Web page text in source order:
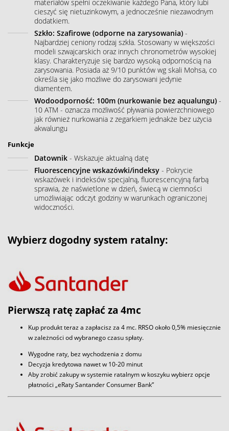
materiałów spełni oczekiwanie każdego Pana, który lubi
cieszyć się nietuzinkowym, a jednocześnie niezawodnym
dodatkiem.
Szkło: Szafirowe (odporne na zarysowania) -
Najbardziej ceniony rodzaj szkła. Stosowany w większości
modeli szwajcarskich oraz innych chronometrów wysokiej
klasy. Charakteryzuje się bardzo wysoką odpornością na
zarysowania. Posiada aż 9/10 punktów wg skali Mohsa, co
określa się jako możliwe do zarysowani jedynie
diamentem.
Wodoodporność: 100m (nurkowanie bez aqualungu) -
10 ATM - oznacza możliwość pływania powierzchniowego
jak również nurkowania z zegarkiem jednakże bez użycia
akwalungu
Funkcje
Datownik - Wskazuje aktualną datę
Fluorescencyjne wskazówki/indeksy - Pokrycie
wskazówek i indeksów specjalną, fluorescencyjną farbą
sprawia, że naświetlone w dzień, świecą w ciemności
umożliwiając odczyt godziny w warunkach ograniczonej
widoczności.
Wybierz dogodny system ratalny:
Pierwszą ratę zapłać za 4mc
Kup produkt teraz a zapłacisz za 4 mc. RRSO około 0,5% miesięcznie
w zależności od wybranego czasu spłaty.
Wygodne raty, bez wychodzenia z domu
Decyzja kredytowa nawet w 10-20 minut
Aby zrobić zakupy w systemie ratalnym w koszyku wybierz opcje
płatności „eRaty Santander Consumer Bank”